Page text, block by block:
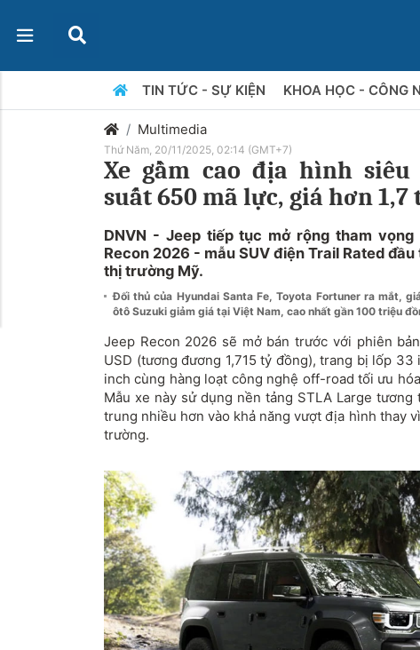
TIN TỨC - SỰ KIỆN KHOA HỌC - CÔNG
Multimedia
Thứ Năm, 20/11/2025, 02:14 (GMT+7)
Xe gầm cao địa hình siêu
suất 650 mã lực, giá hơn 1,7
DNVN - Jeep tiếp tục mở rộng tham
Recon 2026 - mẫu SUV điện Trail Rated
thị trường Mỹ.
Đối thủ của Hyundai Santa Fe, Toyota Fortuner ra mắt,
ôtô Suzuki giảm giá tại Việt Nam, cao nhất gần 100 triệu
Jeep Recon 2026 sẽ mở bán trước với phiên
USD (tương đương 1,715 tỷ đồng), trang bị lốp 33
inch cùng hàng loạt công nghệ off-road tối ưu
Mẫu xe này sử dụng nền tảng STLA Large tương
trung nhiều hơn vào khả năng vượt địa hình thay
trường.